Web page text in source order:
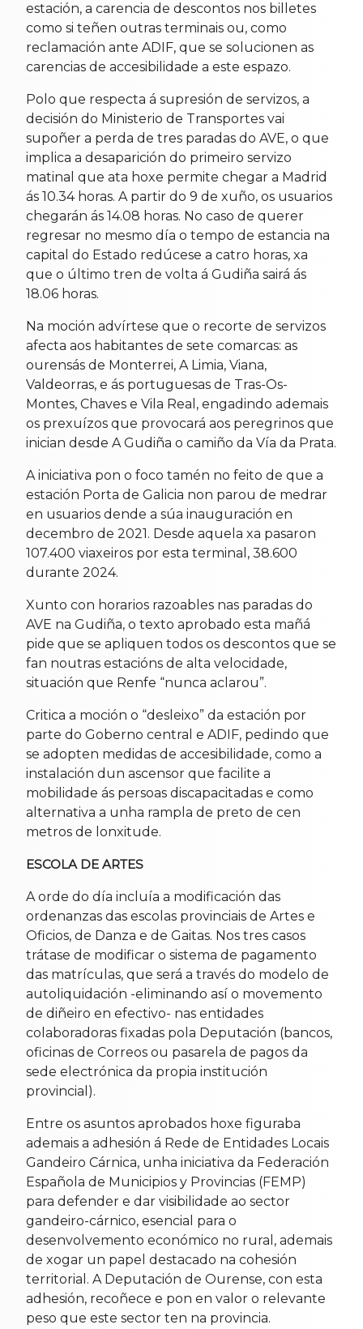
estación, a carencia de descontos nos billetes
como si teñen outras terminais ou, como
reclamación ante ADIF, que se solucionen as
carencias de accesibilidade a este espazo.
Polo que respecta á supresión de servizos, a
decisión do Ministerio de Transportes vai
supoñer a perda de tres paradas do AVE, o que
implica a desaparición do primeiro servizo
matinal que ata hoxe permite chegar a Madrid
ás 10.34 horas. A partir do 9 de xuño, os usuarios
chegarán ás 14.08 horas. No caso de querer
regresar no mesmo día o tempo de estancia na
capital do Estado redúcese a catro horas, xa
que o último tren de volta á Gudiña sairá ás
18.06 horas.
Na moción advírtese que o recorte de servizos
afecta aos habitantes de sete comarcas: as
ourensás de Monterrei, A Limia, Viana,
Valdeorras, e ás portuguesas de Tras-Os-
Montes, Chaves e Vila Real, engadindo ademais
os prexuízos que provocará aos peregrinos que
inician desde A Gudiña o camiño da Vía da Prata.
A iniciativa pon o foco tamén no feito de que a
estación Porta de Galicia non parou de medrar
en usuarios dende a súa inauguración en
decembro de 2021. Desde aquela xa pasaron
107.400 viaxeiros por esta terminal, 38.600
durante 2024.
Xunto con horarios razoables nas paradas do
AVE na Gudiña, o texto aprobado esta mañá
pide que se apliquen todos os descontos que se
fan noutras estacións de alta velocidade,
situación que Renfe “nunca aclarou”.
Critica a moción o “desleixo” da estación por
parte do Goberno central e ADIF, pedindo que
se adopten medidas de accesibilidade, como a
instalación dun ascensor que facilite a
mobilidade ás persoas discapacitadas e como
alternativa a unha rampla de preto de cen
metros de lonxitude.
ESCOLA DE ARTES
A orde do día incluía a modificación das
ordenanzas das escolas provinciais de Artes e
Oficios, de Danza e de Gaitas. Nos tres casos
trátase de modificar o sistema de pagamento
das matrículas, que será a través do modelo de
autoliquidación -eliminando así o movemento
de diñeiro en efectivo- nas entidades
colaboradoras fixadas pola Deputación (bancos,
oficinas de Correos ou pasarela de pagos da
sede electrónica da propia institución
provincial).
Entre os asuntos aprobados hoxe figuraba
ademais a adhesión á Rede de Entidades Locais
Gandeiro Cárnica, unha iniciativa da Federación
Española de Municipios y Provincias (FEMP)
para defender e dar visibilidade ao sector
gandeiro-cárnico, esencial para o
desenvolvemento económico no rural, ademais
de xogar un papel destacado na cohesión
territorial. A Deputación de Ourense, con esta
adhesión, recoñece e pon en valor o relevante
peso que este sector ten na provincia.